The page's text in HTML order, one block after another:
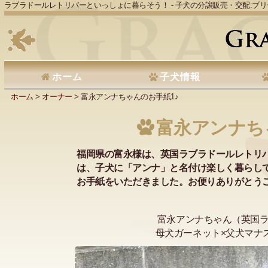
ラブラドールレトリバーといっしょに暮らそう！ - 子犬の分譲販売・交配:ブ
ホーム 子犬情報
ホーム > オーナー > 富永アンナちゃんのお手紙1♪
富永アンナ
福岡県の富永様は、英国ラブラドールレト
は、子犬に「アンナ」と名付け楽しく暮ら
お手紙をいただきました。お便りありがとう
富永アンナちゃん（英国
母犬ガーネット×父犬マナ